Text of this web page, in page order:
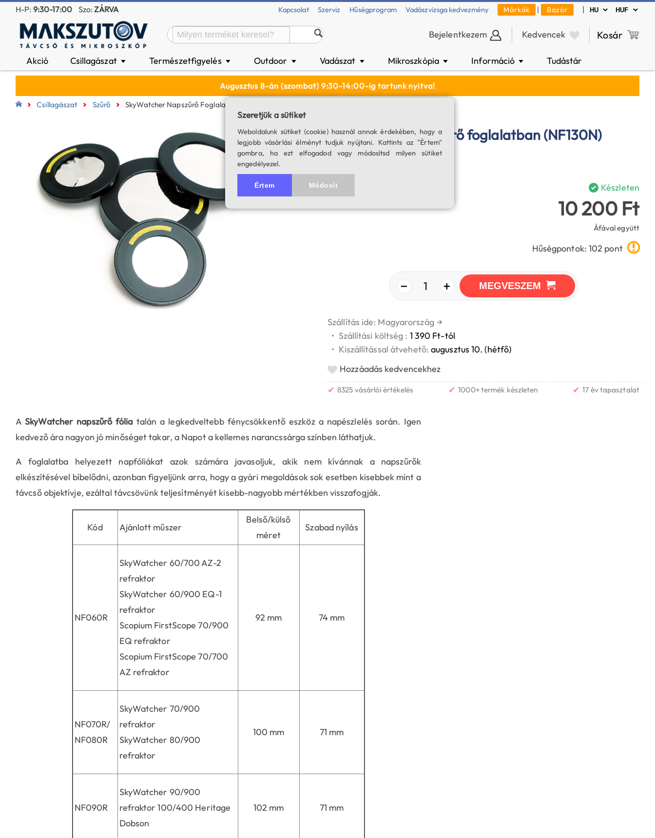
H-P: 9:30-17:00 Szo:ZÁRVA Kapcsolat Szerviz Hűségprogram Vadászvizsga kedvezmény Márkák | Bazár |
Bejelentkezem Kedvencek Kosár
Akció Csillagászat ▼ Természetfigyelés ▼ Outdoor ▼ Vadászat ▼ Mikroszkópia ▼ Információ ▼ Tudástár
Augusztus 8-án (szombat) 9:30-14:00-ig tartunk nyitva!
Csillagászat Szűrő SkyWatcher Napszűrő Foglalatban (NF130N)
SkyWatcher napszűrő foglalatban (NF130N)
SKU: 00097
Készleten
10 200 Ft
Áfával együtt
Hűségpontok: 102 pont
− 1 + MEGVESZEM
Szállítás ide: Magyarország →
• Szállítási költség : 1 390 Ft-tól
• Kiszállítással átvehető:augusztus 10. (hétfő)
Hozzáadás kedvencekhez
✔ 8325 vásárlói értékelés ✔ 1000+ termék készleten ✔ 17 év tapasztalat
ASkyWatcher napszűrő fólia talán a legkedveltebb fénycsökkentő eszköz a napészlelés során. Igen
kedvező ára nagyon jó minőséget takar, a Napot a kellemes narancssárga színben láthatjuk.
A foglalatba helyezett napfóliákat azok számára javasoljuk, akik nem kívánnak a napszűrők
elkészítésével bíbelődni, azonban figyeljünk arra, hogy a gyári megoldások sok esetben kisebbek mint a
távcső objektívje, ezáltal távcsövünk teljesítményét kisebb-nagyobb mértékben visszafogják.
Kód Ajánlott műszer
Belső/külső
méret
Szabad nyílás
NF060R
SkyWatcher 60/700 AZ-2
refraktor
SkyWatcher 60/900 EQ-1
refraktor
Scopium FirstScope 70/900
EQ refraktor
Scopium FirstScope 70/700
AZ refraktor
92 mm 74 mm
NF070R/
NF080R
SkyWatcher 70/900
refraktor
SkyWatcher 80/900
refraktor
100 mm 71 mm
NF090R
SkyWatcher 90/900
refraktor 100/400 Heritage
Dobson
102 mm 71 mm
Szeretjük a sütiket
Weboldalunk sütiket (cookie) használ annak érdekében, hogy a
legjobb vásárlási élményt tudjuk nyújtani. Kattints az "Értem"
gombra, ha ezt elfogadod vagy módosítsd milyen sütiket
engedélyezel.
Értem Módosít